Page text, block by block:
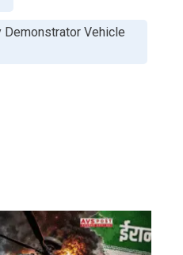
Demonstrator Vehicle